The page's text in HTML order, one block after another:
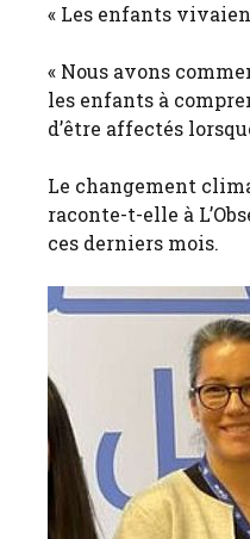
« Les enfants
« Nous avons
les enfants à
d’être affectés
Le changement
raconte-t-elle à
ces derniers mois.